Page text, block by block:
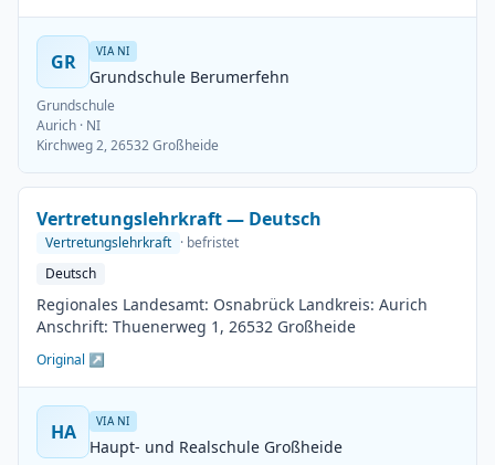
GR VIA NI
Grundschule Berumerfehn
Grundschule
Aurich · NI
Kirchweg 2, 26532 Großheide
Vertretungslehrkraft — Deutsch
Vertretungslehrkraft · befristet
Deutsch
Regionales Landesamt: Osnabrück Landkreis: Aurich
Anschrift: Thuenerweg 1, 26532 Großheide
Original ↗
HA VIA NI
Haupt- und Realschule Großheide